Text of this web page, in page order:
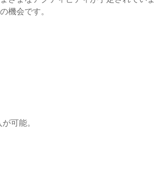
機会です。
可能。